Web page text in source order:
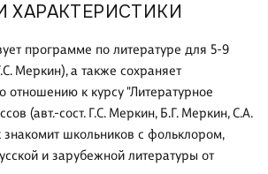
ХАРАКТЕРИСТИКИ
программе по литературе для 5-9
Меркин), а также сохраняет
отношению к курсу "Литературное
(авт.-сост. Г.С. Меркин, Б.Г. Меркин, С.А.
знакомит школьников с фольклором,
и зарубежной литературы от